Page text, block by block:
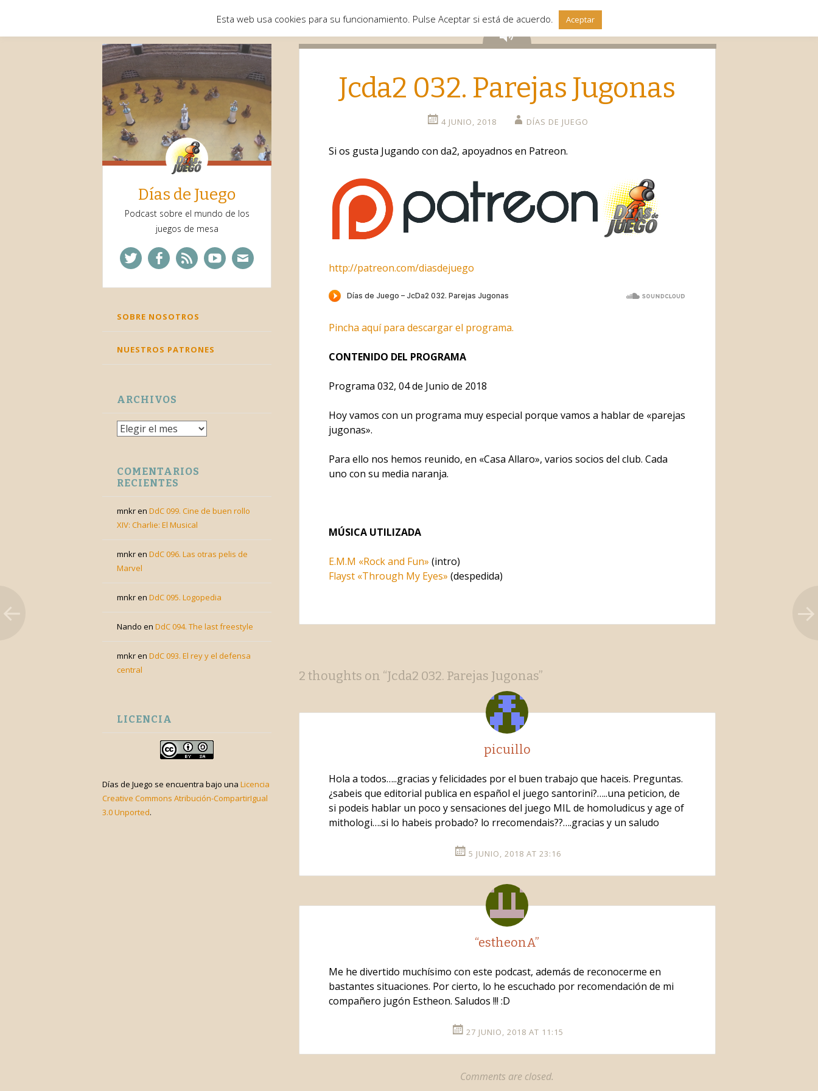
Días de Juego
Podcast sobre el mundo de los
juegos de mesa
SKIP
SOBRE NOSOTROS
NUESTROS PATRONES
ARCHIVOS
Archivos
COMENTARIOS
RECIENTES
mnkren DdC 099. Cine de buen rollo
XIV: Charlie: El Musical
mnkren DdC 096. Las otras pelis de
Marvel
mnkren DdC 095. Logopedia
Nando en DdC 094. The last freestyle
mnkren DdC 093. El rey y el defensa
central
LICENCIA
Días de Juego se encuentra bajo una Licencia
Creative Commons Atribución-CompartirIgual
3.0 Unported.
Audio
Jcda2 032. Parejas Jugonas
4 JUNIO, 2018 DÍAS DE JUEGO
Si os gusta Jugando con da2, apoyadnos en Patreon.
http://patreon.com/diasdejuego
Pincha aquí para descargar el programa.
CONTENIDO DEL PROGRAMA
Programa 032, 04 de Junio de 2018
Hoy vamos con un programa muy especial porque vamos a hablar de «parejas
jugonas».
Para ello nos hemos reunido, en «Casa Allaro», varios socios del club. Cada
uno con su media naranja.
MÚSICA UTILIZADA
E.M.M «Rock and Fun» (intro)
Flayst «Through My Eyes» (despedida)
Post
navigation
←
→
2 thoughts on “Jcda2 032. Parejas Jugonas”
picuillo
Hola a todos…..gracias y felicidades por el buen trabajo que haceis. Preguntas.
¿sabeis que editorial publica en español el juego santorini?…..una peticion, de
si podeis hablar un poco y sensaciones del juego MIL de homoludicus y age of
mithologi….si lo habeis probado? lo rrecomendais??….gracias y un saludo
5 JUNIO, 2018 AT 23:16
“estheonA”
Me he divertido muchísimo con este podcast, además de reconocerme en
bastantes situaciones. Por cierto, lo he escuchado por recomendación de mi
compañero jugón Estheon. Saludos !!! :D
27 JUNIO, 2018 AT 11:15
Comments are closed.
Esta web usa cookies para su funcionamiento. Pulse Aceptar si está de acuerdo. Aceptar